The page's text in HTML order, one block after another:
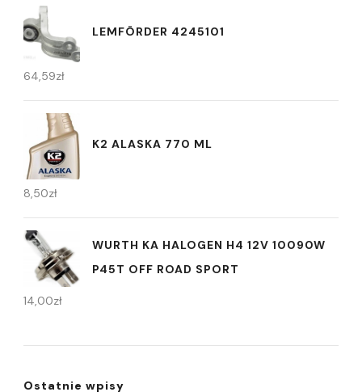
LEMFÖRDER 4245101
64,59zł
K2 ALASKA 770 ML
8,50zł
WURTH KA HALOGEN H4 12V 10090W
P45T OFF ROAD SPORT
14,00zł
Ostatnie wpisy